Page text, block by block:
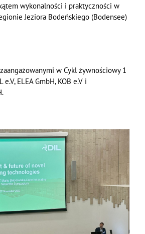
wykonalności i praktyczności w
Jeziora Bodeńskiego (Bodensee)
w Cykl żywnościowy 1
ELEA GmbH, KOB e.V i
PROTECT/TRANSIT Symposium
Food Circle 1